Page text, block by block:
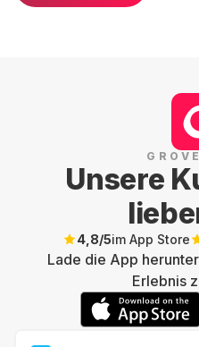
Unsere
4,8/5im App Store
Lade die App
Erlebnis